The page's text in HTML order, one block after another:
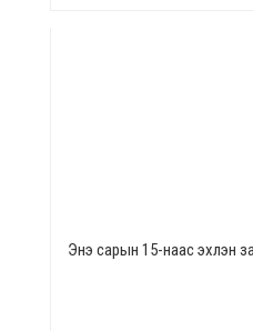
Энэ сарын 15-наас эхлэн